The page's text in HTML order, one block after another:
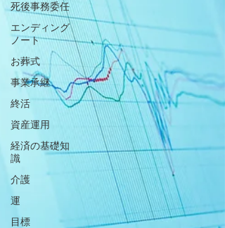
死後事務委任
エンディング
ノート
お葬式
事業承継
終活
資産運用
経済の基礎知
識
介護
運
目標